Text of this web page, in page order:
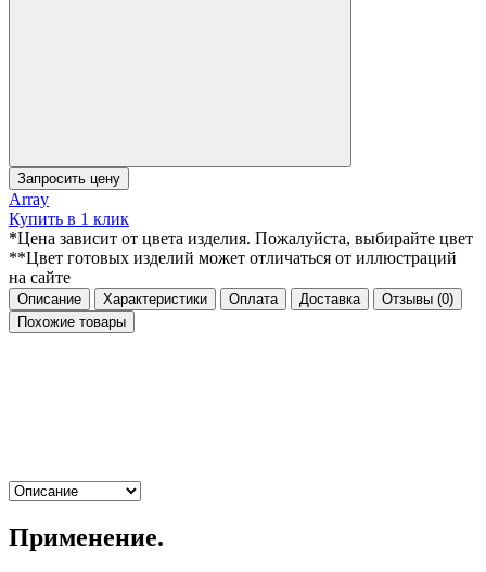
Запросить цену
Array
Купить в 1 клик
*Цена зависит от цвета изделия. Пожалуйста, выбирайте цвет
**Цвет готовых изделий может отличаться от иллюстраций
на сайте
Описание Характеристики Оплата Доставка Отзывы (0)
Похожие товары
Применение.